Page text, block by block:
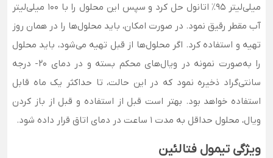
میلی‌لیتر 95٪ اتانول حل کرد و سپس این محلول را با 100 میلی‌لیتر
آب مقطر رقیق نمود. در صورت امکان، باید محلول‌ها را در همان روز
تهیه و استفاده کرد. اگر محلول‌ها از قبل تهیه می‌شود، باید محلول
را به‌صورت نمونه در ویال‌های محکم بسته و در دمای 20- درجه
سانتی‌گراد ذخیره نمود که در این حالت، تا حداکثر یک ماه قابل
استفاده خواهد بود. بهتر است قبل از استفاده و قبل از باز کردن
ویال، محلول حداقل به مدت 1 ساعت در دمای اتاق قرار داده شود.
ویژگی تیمول فتالئین